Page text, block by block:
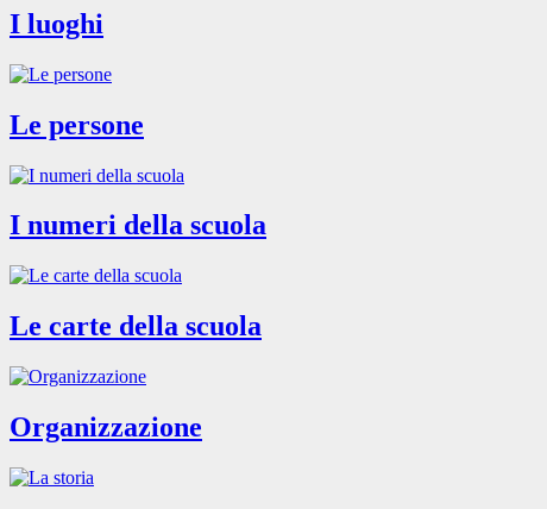
I luoghi
Le persone
I numeri della scuola
Le carte della scuola
Organizzazione